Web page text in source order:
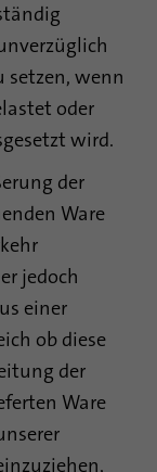
wenn
oder
wird.
der
Ware
jedoch
einer
ob diese
der
Ware